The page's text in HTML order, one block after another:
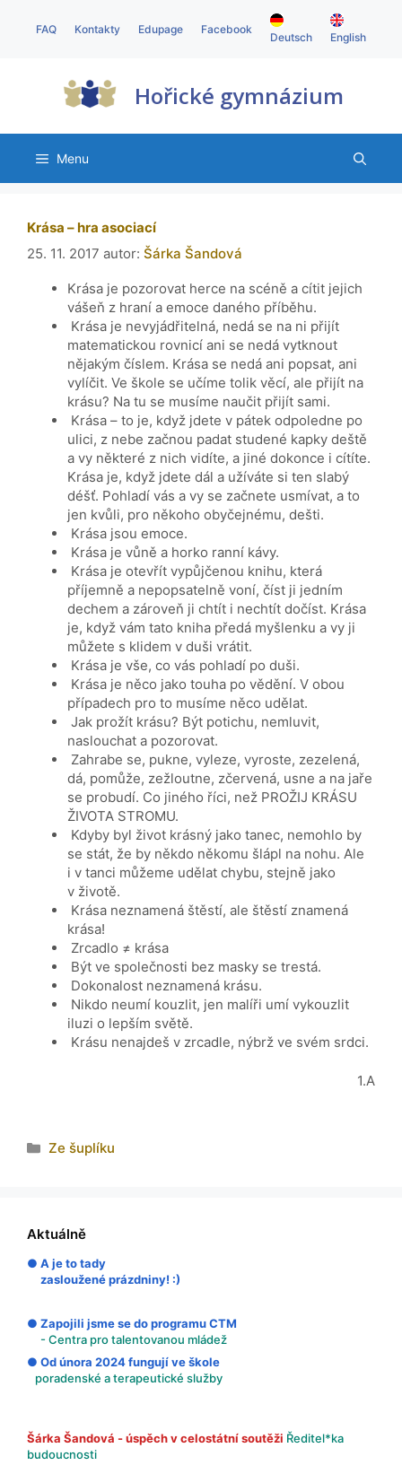
FAQ Kontakty Edupage Facebook
Deutsch English
Hořické gymnázium
Menu
Krása – hra asociací
25. 11. 2017 autor: Šárka Šandová
Krása je pozorovat herce na scéně a cítit jejich
vášeň z hraní a emoce daného příběhu.
Krása je nevyjádřitelná, nedá se na ni přijít
matematickou rovnicí ani se nedá vytknout
nějakým číslem. Krása se nedá ani popsat, ani
vylíčit. Ve škole se učíme tolik věcí, ale přijít na
krásu? Na tu se musíme naučit přijít sami.
Krása – to je, když jdete v pátek odpoledne po
ulici, z nebe začnou padat studené kapky deště
a vy některé z nich vidíte, a jiné dokonce i cítíte.
Krása je, když jdete dál a užíváte si ten slabý
déšť. Pohladí vás a vy se začnete usmívat, a to
jen kvůli, pro někoho obyčejnému, dešti.
Krása jsou emoce.
Krása je vůně a horko ranní kávy.
Krása je otevřít vypůjčenou knihu, která
příjemně a nepopsatelně voní, číst ji jedním
dechem a zároveň ji chtít i nechtít dočíst. Krása
je, když vám tato kniha předá myšlenku a vy ji
můžete s klidem v duši vrátit.
Krása je vše, co vás pohladí po duši.
Krása je něco jako touha po vědění. V obou
případech pro to musíme něco udělat.
Jak prožít krásu? Být potichu, nemluvit,
naslouchat a pozorovat.
Zahrabe se, pukne, vyleze, vyroste, zezelená,
dá, pomůže, zežloutne, zčervená, usne a na jaře
se probudí. Co jiného říci, než PROŽIJ KRÁSU
ŽIVOTA STROMU.
Kdyby byl život krásný jako tanec, nemohlo by
se stát, že by někdo někomu šlápl na nohu. Ale
i v tanci můžeme udělat chybu, stejně jako
v životě.
Krása neznamená štěstí, ale štěstí znamená
krása!
Zrcadlo ≠ krása
Být ve společnosti bez masky se trestá.
Dokonalost neznamená krásu.
Nikdo neumí kouzlit, jen malíři umí vykouzlit
iluzi o lepším světě.
Krásu nenajdeš v zrcadle, nýbrž ve svém srdci.
1.A
Ze šuplíku
Aktuálně
● A je to tady
zasloužené prázdniny! :)
● Zapojili jsme se do programu CTM
- Centra pro talentovanou mládež
● Od února 2024 fungují ve škole
poradenské a terapeutické služby
Šárka Šandová - úspěch v celostátní soutěži Ředitel*ka
budoucnosti